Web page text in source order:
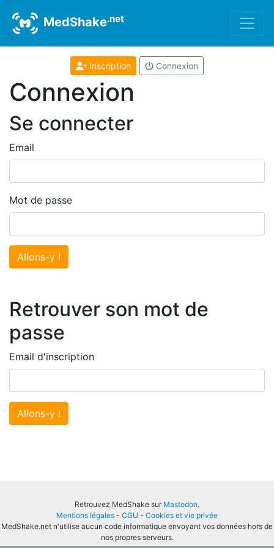
MedShake.net
Inscription Connexion
Connexion
Se connecter
Email
Mot de passe
Allons-y !
Retrouver son mot de
passe
Email d'inscription
Allons-y !
Retrouvez MedShake sur Mastodon.
Mentions légales - CGU - Cookies et vie privée
MedShake.net n'utilise aucun code informatique envoyant vos données hors de
nos propres serveurs.